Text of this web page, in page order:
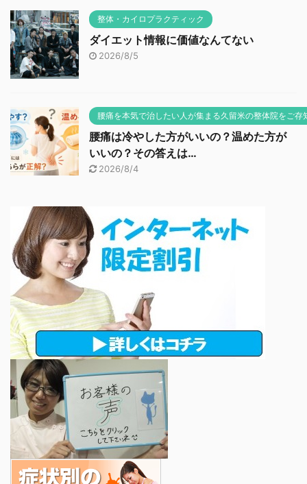
整体・カイロプラクティック
ダイエット情報に価値なんてない
2026/8/5
腰痛を本気で治したい人が集まる久留米の整体院をご存
腰痛は冷やした方がいいの？温めた方が
いいの？その答えは…
2026/8/4